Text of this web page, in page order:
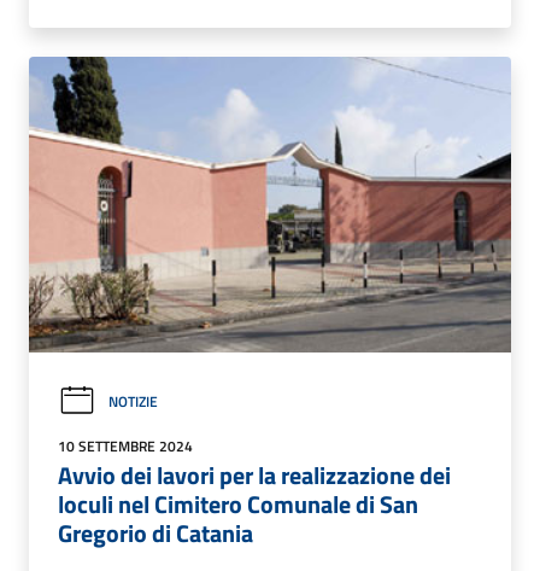
NOTIZIE
10 SETTEMBRE 2024
Avvio dei lavori per la realizzazione dei
loculi nel Cimitero Comunale di San
Gregorio di Catania